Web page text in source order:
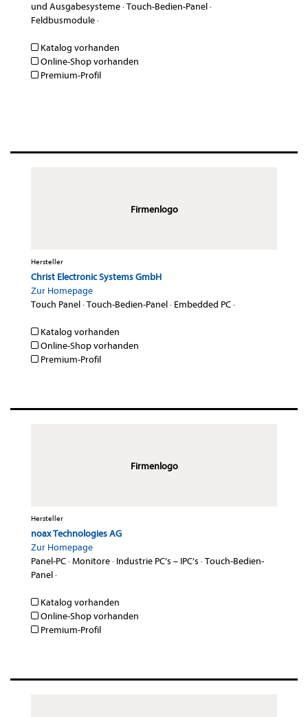
und Ausgabesysteme·Touch-Bedien-Panel·
Feldbusmodule·
Katalog vorhanden
Online-Shop vorhanden
Premium-Profil
Firmenlogo
Hersteller
Christ Electronic Systems GmbH
Zur Homepage
Touch Panel·Touch-Bedien-Panel· Embedded PC·
Katalog vorhanden
Online-Shop vorhanden
Premium-Profil
Firmenlogo
Hersteller
noax Technologies AG
Zur Homepage
Panel-PC·Monitore· Industrie PC’s – IPC’s ·Touch-Bedien-
Panel·
Katalog vorhanden
Online-Shop vorhanden
Premium-Profil